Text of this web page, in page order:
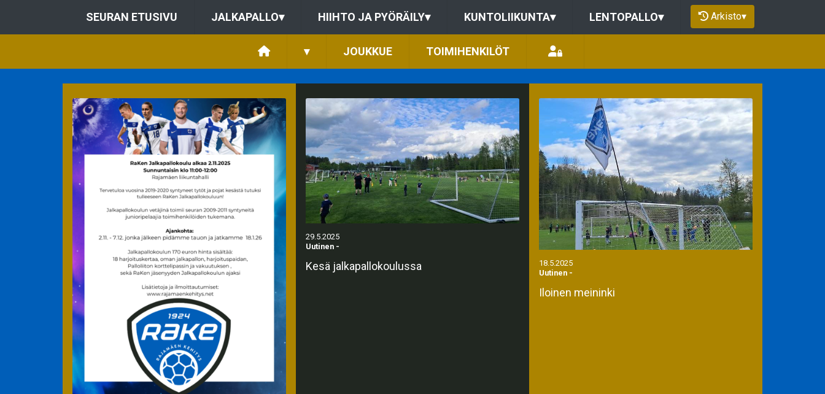
SEURAN ETUSIVU JALKAPALLO▾ HIIHTO JA PYÖRÄILY▾ KUNTOLIIKUNTA▾ LENTOPALLO▾ Arkisto▾
▾ JOUKKUE TOIMIHENKILÖT
29.5.2025
Uutinen -
Kesä jalkapallokoulussa
18.5.2025
Uutinen -
Iloinen meininki